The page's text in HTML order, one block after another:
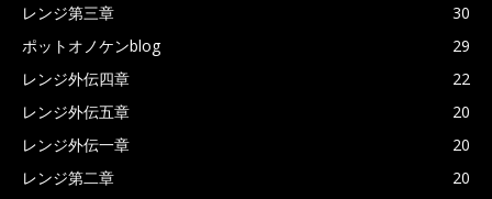
レンジ第三章
30
ポットオノケンblog
29
レンジ外伝四章
22
レンジ外伝五章
20
レンジ外伝一章
20
レンジ第二章
20